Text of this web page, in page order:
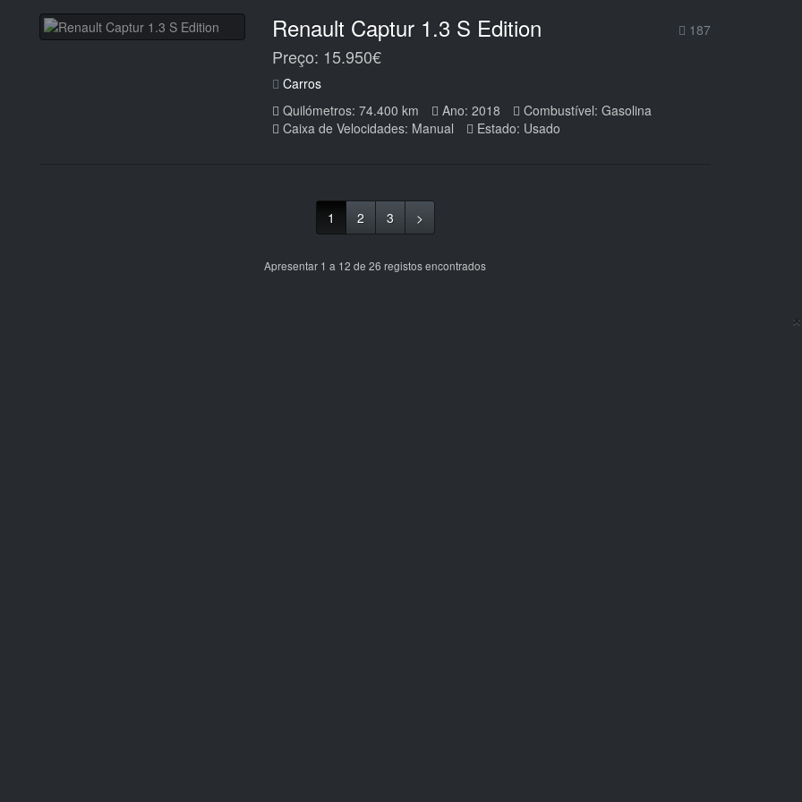
187
Renault Captur 1.3 S Edition
Preço: 15.950€
Carros
Quilómetros: 74.400 km
Ano: 2018
Combustível: Gasolina
Caixa de Velocidades: Manual
Estado: Usado
1 2 3 >
Apresentar 1 a 12 de 26 registos encontrados
×